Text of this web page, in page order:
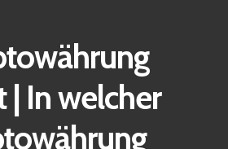
| In welcher